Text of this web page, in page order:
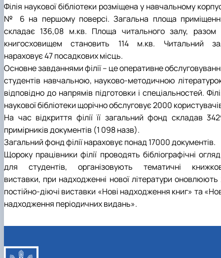
Філія наукової бібліотеки розміщена у навчальному
№ 6 на першому поверсі. Загальна площа
складає 136,08 м.кв. Площа читального залу, разом
книгосховищем становить 114 м.кв. Читальний
нараховує 47 посадкових місць.
Основне завданнями філії – це оперативне
студентів навчальною, науково-методичною
відповідно до напрямів підготовки і спеціальностей.
наукової бібліотеки щорічно обслуговує 2000
На час відкриття філії її загальний фонд складав
примірників документів (1 098 назв).
Загальний фонд філії нараховує понад 17000 документів.
Щороку працівники філії проводять бібліографічні
для студентів, організовують тематичні
виставки, при надходженні нової літератури оновлюють
постійно-діючі виставки «Нові надходження книг» та
надходження періодичних видань».